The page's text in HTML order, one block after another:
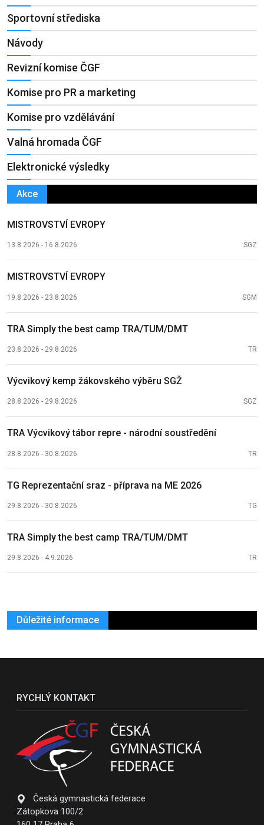
Sportovní střediska
Návody
Revizní komise ČGF
Komise pro PR a marketing
Komise pro vzdělávání
Valná hromada ČGF
Elektronické výsledky
Akce
MISTROVSTVÍ EVROPY
13.8.2026 - 16.8.2026 SGZ
MISTROVSTVÍ EVROPY
19.8.2026 - 23.8.2026 SGM
TRA Simply the best camp TRA/TUM/DMT
23.8.2026 - 29.8.2026 TR
Výcvikový kemp žákovského výběru SGŽ
28.8.2026 - 29.8.2026 SGZ
TRA Výcvikový tábor repre - národní soustředění
28.8.2026 - 30.8.2026 TR
TG Reprezentační sraz - příprava na ME 2026
29.8.2026 - 30.8.2026 TG
TRA Simply the best camp TRA/TUM/DMT
29.8.2026 - 4.9.2026 TR
Důležité informace
RYCHLÝ KONTAKT
Česká gymnastická federace
Zátopkova 100/2